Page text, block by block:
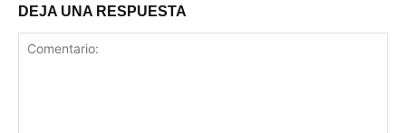
DEJA UNA RESPUESTA